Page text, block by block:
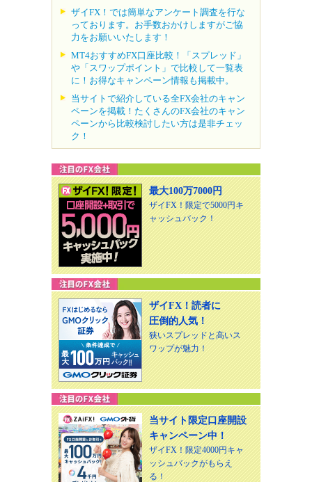
ザイFX！では簡単なアンケート調査を行な
っております。お手数おかけしますがご協
力をお願いいたします！
MT4おすすめFX口座比較！「スプレッド」
や「スワップポイント」で比較して一覧表
に！お得なキャンペーン情報も掲載中。
当サイトで紹介している全FX会社のキャン
ペーンを掲載！たくさんのFX会社のキャン
ペーンから比較検討したい方は是非チェッ
ク！
最大100万7000円
ザイFX！限定で5000円キ
ャッシュバック！
ザイFX！読者に
圧倒的人気！
狭いスプレッドと高いス
ワップが魅力！
当サイト限定口座開設
キャンペーン中！
ザイFX！限定4000円キャ
ッシュバックがもらえ
る！